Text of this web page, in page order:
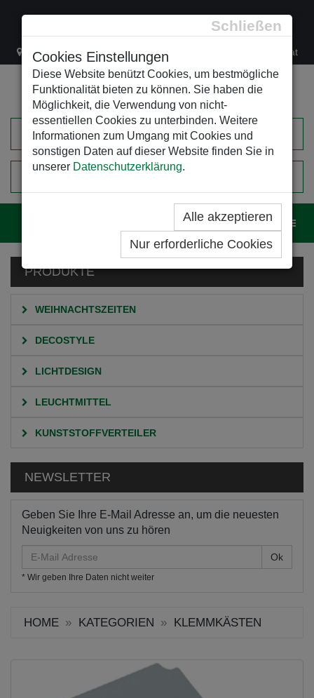
Schließen
Cookies Einstellungen
Diese Website benützt Cookies, um bestmögliche
Funktionalität bieten zu können. Sie haben die
Möglichkeit, die Verwendung von nicht-
essentiellen Cookies zu unterbinden. Weitere
Informationen zum Umgang mit Cookies und
sonstigen Daten auf dieser Website finden Sie in
unserer Datenschutzerklärung.
Alle akzeptieren
Nur erforderliche Cookies
Lacknergasse 78 +43/1/470 37 00 office@leso.at
EINKAUFSWAGEN
PRODUKTE
WEIHNACHTSZEITEN
DECOSTYLE
LICHTDESIGN
LEUCHTMITTEL
KUNSTSTOFFVERTEILER
NEWSLETTER
Geben Sie Ihre E-Mail Adresse an, um die neuesten
Neuigkeiten von uns zu hören
Mail
Adresse
* Wir geben Ihre Daten nicht weiter
HOME KATEGORIEN KLEMMKÄSTEN